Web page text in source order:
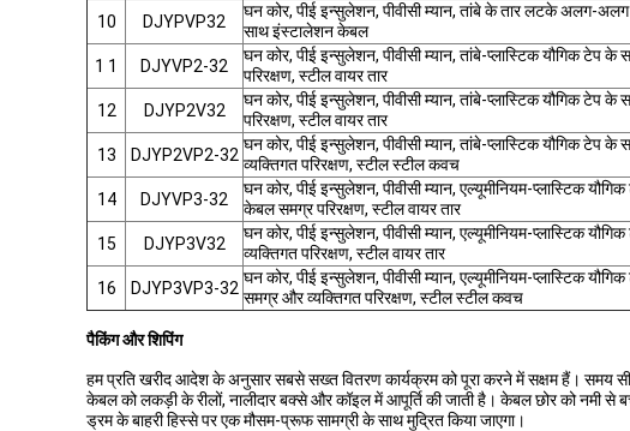
10
DJYPVP32
घन कोर, पीई इन्सुलेशन, पीवीसी म्यान, तांबे के तार लटके अलग-
साथ इंस्टालेशन केबल
1 1
DJYVP2-32
घन कोर, पीई इन्सुलेशन, पीवीसी म्यान, तांबे-प्लास्टिक यौगिक
परिरक्षण, स्टील वायर तार
12
DJYP2V32
घन कोर, पीई इन्सुलेशन, पीवीसी म्यान, तांबे-प्लास्टिक यौगिक टेप
परिरक्षण, स्टील वायर तार
13
DJYP2VP2-32
घन कोर, पीई इन्सुलेशन, पीवीसी म्यान, तांबे-प्लास्टिक यौगिक
व्यक्तिगत परिरक्षण, स्टील स्टील कवच
14
DJYVP3-32
घन कोर, पीई इन्सुलेशन, पीवीसी म्यान, एल्यूमीनियम-प्लास्टिक
केबल समग्र परिरक्षण, स्टील वायर तार
15
DJYP3V32
घन कोर, पीई इन्सुलेशन, पीवीसी म्यान, एल्यूमीनियम-प्लास्टिक
व्यक्तिगत परिरक्षण, स्टील वायर तार
16
DJYP3VP3-32
घन कोर, पीई इन्सुलेशन, पीवीसी म्यान, एल्यूमीनियम-प्लास्टिक
समग्र और व्यक्तिगत परिरक्षण, स्टील स्टील कवच
पैकिंग और शिपिंग
हम प्रति खरीद आदेश के अनुसार सबसे सख्त वितरण कार्यक्रम को पूरा करने में सक्षम हैं। समय
केबल को लकड़ी के रीलों, नालीदार बक्से और कॉइल में आपूर्ति की जाती है। केबल छोर को नमी
ड्रम के बाहरी हिस्से पर एक मौसम-प्रूफ सामग्री के साथ मुद्रित किया जाएगा।